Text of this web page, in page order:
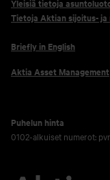
Yleisiä tietoja
Tietoja Aktian sijoitus-
Briefly in English
Aktia Asset Management
Puhelun hinta
0102-alkuiset numerot: